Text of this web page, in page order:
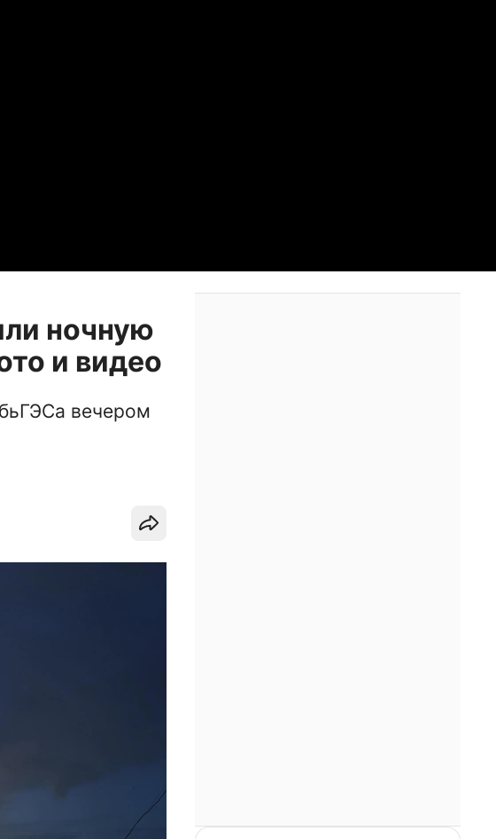
ночную
и видео
вечером